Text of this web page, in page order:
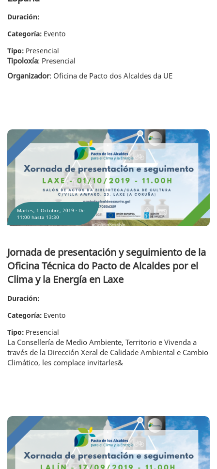
Duración:
Categoría: Evento
Tipo: Presencial
Tipoloxía: Presencial
Organizador: Oficina de Pacto dos Alcaldes da UE
Jornada de presentación y seguimiento de la Oficina Técnica do Pacto de
Alcaldes por el Clima y la Energía en Laxe
Jornada de presentación y seguimiento de la
Oficina Técnica do Pacto de Alcaldes por el
Clima y la Energía en Laxe
Duración:
Categoría: Evento
Tipo: Presencial
La Consellería de Medio Ambiente, Territorio e Vivenda a
través de la Dirección Xeral de Calidade Ambiental e Cambio
Climático, les complace invitarles&
Martes, 1 Octubre, 2019 - De
11:00 hasta 13:30
Jornada de presentación y seguimiento del Pacto de Alcaldes por el Clima y la
Energía en Lalín